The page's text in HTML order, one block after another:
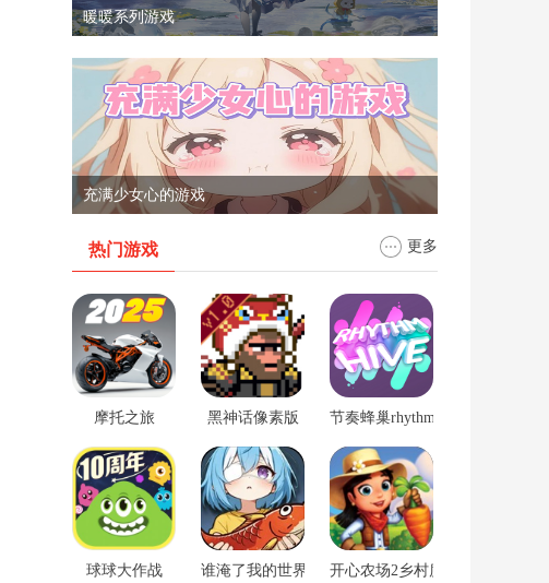
暖暖系列游戏
充满少女心的游戏
热门游戏 更多
摩托之旅 黑神话像素版 节奏蜂巢rhythm hive
球球大作战 谁淹了我的世界游戏开心农场2乡村度假中文版